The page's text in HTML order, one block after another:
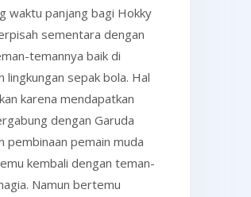
waktu panjang bagi Hokky
sementara dengan
temannya baik di
lingkungan sepak bola. Hal
karena mendapatkan
dengan Garuda
pembinaan pemain muda
kembali dengan teman-
Namun bertemu